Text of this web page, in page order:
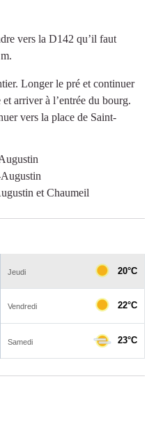
vers la D142 qu’il faut
Longer le pré et continuer
arriver à l’entrée du bourg.
vers la place de Saint-
et Chaumeil